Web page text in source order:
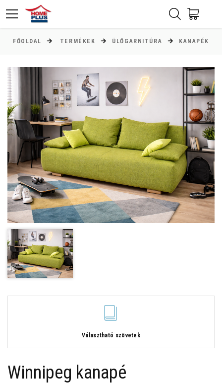
FŐOLDAL TERMÉKEK ÜLŐGARNITÚRA KANAPÉK
Választható szövetek
Winnipeg kanapé